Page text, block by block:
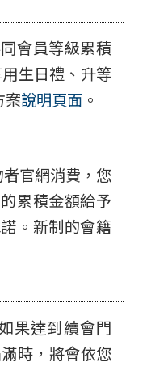
會員等級累積
用生日禮、升等
案說明頁面 。
官網消費，您
累積金額給予
。新制的會籍
果達到續會門
時，將會依您